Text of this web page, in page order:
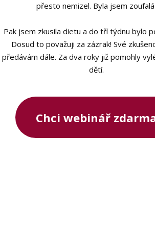
přesto nemizel. Byla jsem zoufalá.
Pak jsem zkusila dietu a do tří týdnu bylo
Dosud to považuji za zázrak! Své
předávám dále. Za dva roky již pomohly
dětí.
Chci webinář